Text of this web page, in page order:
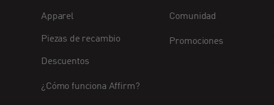
Apparel
Piezas de recambio
Descuentos
¿Cómo funciona Affirm?
Comunidad
Promociones